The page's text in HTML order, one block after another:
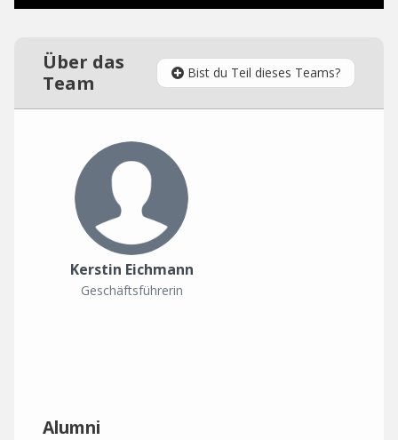
Über das
Team
Bist du Teil dieses Teams?
Kerstin Eichmann
Geschäftsführerin
Alumni